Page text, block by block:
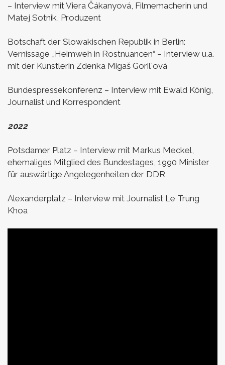
– Interview mit Viera Čákanyová, Filmemacherin und
Matej Sotnik, Produzent
Botschaft der Slowakischen Republik in Berlin:
Vernissage „Heimweh in Rostnuancen“ – Interview u.a.
mit der Künstlerin Zdenka Migaš Goril`ová
Bundespressekonferenz – Interview mit Ewald König,
Journalist und Korrespondent
2022
Potsdamer Platz – Interview mit Markus Meckel,
ehemaliges Mitglied des Bundestages, 1990 Minister
für auswärtige Angelegenheiten der DDR
Alexanderplatz – Interview mit Journalist Le Trung
Khoa